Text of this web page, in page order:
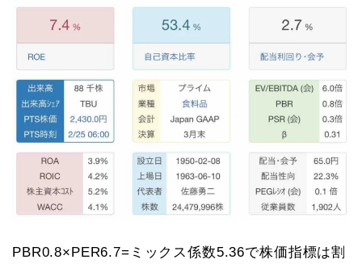
PBR0.8×PER6.7=ミックス係数5.36で株価指標は割